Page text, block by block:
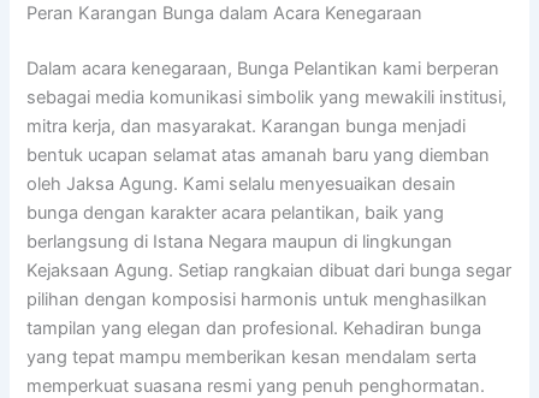
Peran Karangan Bunga dalam Acara Kenegaraan
Dalam acara kenegaraan, Bunga Pelantikan kami berperan
sebagai media komunikasi simbolik yang mewakili institusi,
mitra kerja, dan masyarakat. Karangan bunga menjadi
bentuk ucapan selamat atas amanah baru yang diemban
oleh Jaksa Agung. Kami selalu menyesuaikan desain
bunga dengan karakter acara pelantikan, baik yang
berlangsung di Istana Negara maupun di lingkungan
Kejaksaan Agung. Setiap rangkaian dibuat dari bunga segar
pilihan dengan komposisi harmonis untuk menghasilkan
tampilan yang elegan dan profesional. Kehadiran bunga
yang tepat mampu memberikan kesan mendalam serta
memperkuat suasana resmi yang penuh penghormatan.